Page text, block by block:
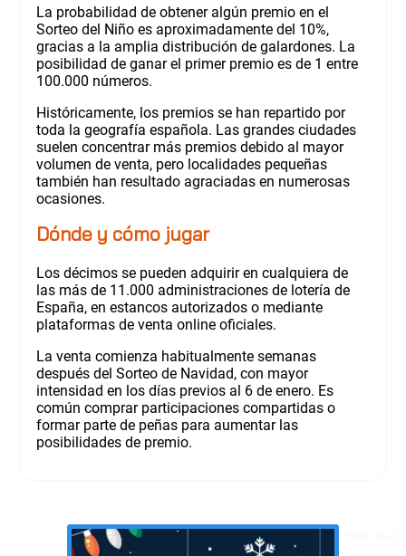
La probabilidad de obtener algún premio en el
Sorteo del Niño es aproximadamente del 10%,
gracias a la amplia distribución de galardones. La
posibilidad de ganar el primer premio es de 1 entre
100.000 números.
Históricamente, los premios se han repartido por
toda la geografía española. Las grandes ciudades
suelen concentrar más premios debido al mayor
volumen de venta, pero localidades pequeñas
también han resultado agraciadas en numerosas
ocasiones.
Dónde y cómo jugar
Los décimos se pueden adquirir en cualquiera de
las más de 11.000 administraciones de lotería de
España, en estancos autorizados o mediante
plataformas de venta online oficiales.
La venta comienza habitualmente semanas
después del Sorteo de Navidad, con mayor
intensidad en los días previos al 6 de enero. Es
común comprar participaciones compartidas o
formar parte de peñas para aumentar las
posibilidades de premio.